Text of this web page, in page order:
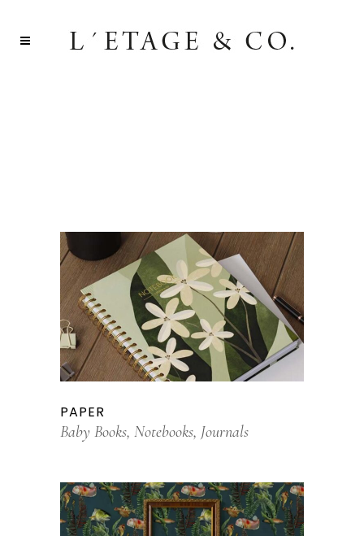
PAPER
Baby Books, Notebooks, Journals